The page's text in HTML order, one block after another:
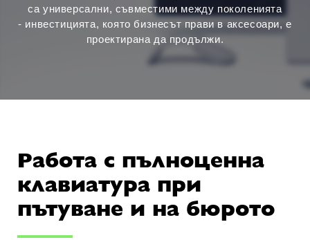
са универсални, съвместими между поколенията
- инвестицията, която бизнесът прави в аксесоари, е
проектирана да продължи.
Работа с пълноценна
клавиатура при
пътуване и на бюрото